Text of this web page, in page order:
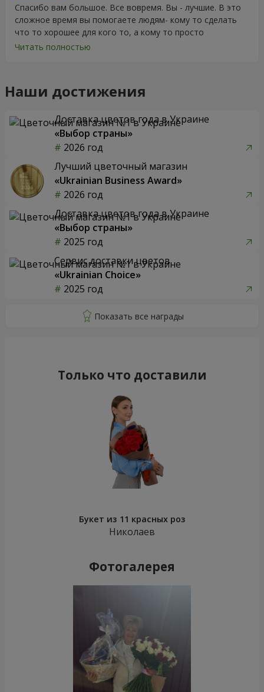
Спасибо вам большое. Все вовремя. Вы - лучшие. В это
сложное время вы помогаете людям- кому то сделать
что то хорошее для кого то, а кому то просто
порадоваться цветам, подарку, тортику, поздравлению.
Читать полностью
Наши достижения
Доставка цветов года в Украине
«Выбор страны»
2026 год
Лучший цветочный магазин
«Ukrainian Business Award»
2026 год
Доставка цветов года в Украине
«Выбор страны»
2025 год
Сервис доставки цветов
«Ukrainian Choice»
2025 год
Только что доставили
Букет из 11 красных роз
Николаев
Фотогалерея